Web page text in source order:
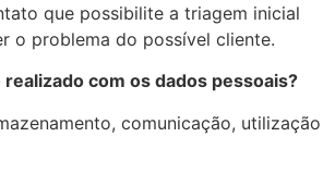
que possibilite a triagem inicial
o problema do possível cliente.
com os dados pessoais?
comunicação, utilização